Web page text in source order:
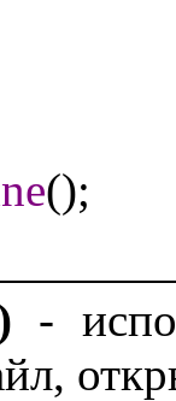
();
-